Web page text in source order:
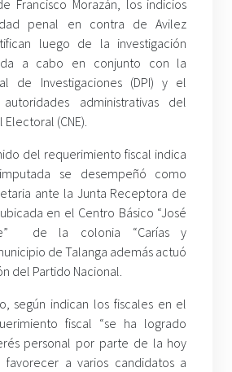
Francisco Morazán, los indicios
penal en contra de Avilez
luego de la investigación
a cabo en conjunto con la
de Investigaciones (DPI) y el
administrativas del
(CNE).
del requerimiento fiscal indica
se desempeñó como
ante la Junta Receptora de
en el Centro Básico “José
de la colonia “Carías y
de Talanga además actuó
del Partido Nacional.
según indican los fiscales en el
fiscal “se ha logrado
personal por parte de la hoy
favorecer a varios candidatos a